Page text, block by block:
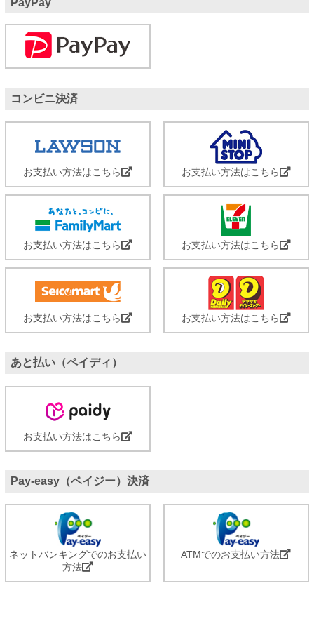
コンビニ決済
お支払い方法はこちら お支払い方法はこちら
お支払い方法はこちら お支払い方法はこちら
お支払い方法はこちら お支払い方法はこちら
あと払い（ペイディ）
お支払い方法はこちら
Pay-easy（ペイジー）決済
ネットバンキングでのお支払い
方法
ATMでのお支払い方法